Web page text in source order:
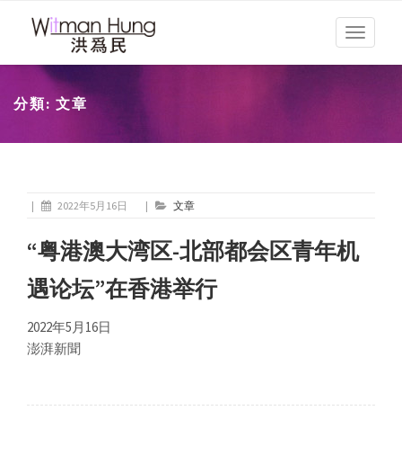
Toggle
分類: 文章
| 2022年5月16日 | 文章
“粤港澳大湾区-北部都会区青年机
遇论坛”在香港举行
2022年5月16日
澎湃新聞